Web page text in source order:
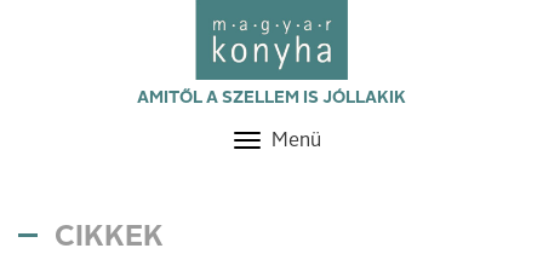
AMITŐL A SZELLEM IS JÓLLAKIK
Toggle
Menü
CIKKEK